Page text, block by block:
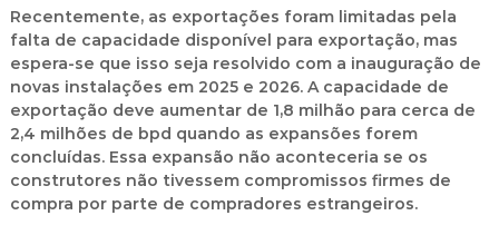
Recentemente, as exportações foram limitadas pela
falta de capacidade disponível para exportação, mas
espera-se que isso seja resolvido com a inauguração de
novas instalações em 2025 e 2026. A capacidade de
exportação deve aumentar de 1,8 milhão para cerca de
2,4 milhões de bpd quando as expansões forem
concluídas. Essa expansão não aconteceria se os
construtores não tivessem compromissos firmes de
compra por parte de compradores estrangeiros.